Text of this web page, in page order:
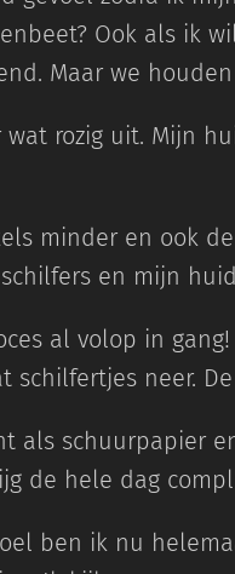
Ook als ik
Maar we
rozig uit. Mijn
minder en ook
en mijn
al volop in
schilfertjes neer.
als schuurpapier
de hele dag
ben ik nu